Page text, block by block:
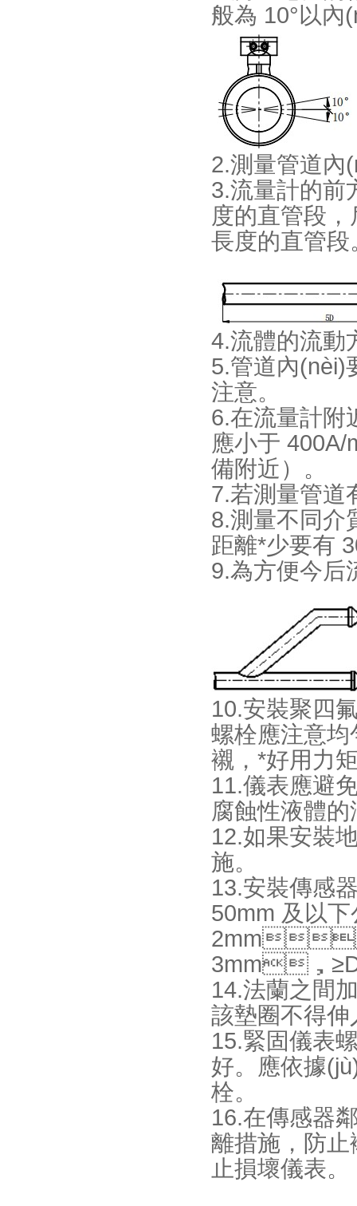
般為 10°以內
2.測量管道內
3.流量計的前
度的直管段
長度的直管段
4.流體的流動
5.管道內(nèi)
注意。
6.在流量計附
應小于 400A/
備附近）。
7.若測量管道
8.測量不同介
距離*少要有
9.為方便今后
10.安裝聚四
螺栓應注意均
襯，*好用
11.儀表應避免
腐蝕性液體
12.如果安裝
施。
13.安裝傳感器
50mm 及以下
2mm
3mm，
14.法蘭之間加
該墊圈不得
15.緊固儀表
好。應依
栓。
16.在傳感器
離措施，防
止損壞儀表。